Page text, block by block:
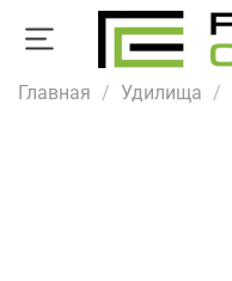
Главная Удилища